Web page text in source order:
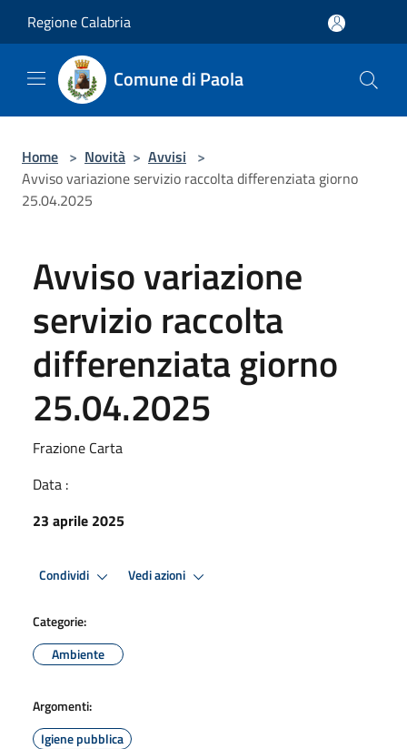
Regione Calabria
Comune di Paola
Home > Novità > Avvisi >
Avviso variazione servizio raccolta differenziata giorno
25.04.2025
Avviso variazione
servizio raccolta
differenziata giorno
25.04.2025
Frazione Carta
Data :
23 aprile 2025
Condividi Vedi azioni
Categorie:
Ambiente
Argomenti:
Igiene pubblica